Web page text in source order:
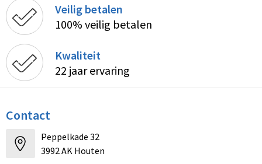
Veilig betalen
100% veilig betalen
Kwaliteit
22 jaar ervaring
Contact
Peppelkade 32
3992 AK Houten